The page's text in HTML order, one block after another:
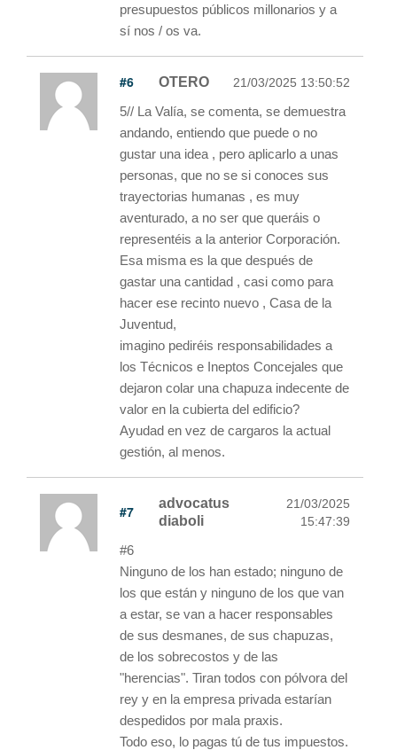
presupuestos públicos millonarios y a
sí nos / os va.
#6 OTERO 21/03/2025 13:50:52
5// La Valía, se comenta, se demuestra
andando, entiendo que puede o no
gustar una idea , pero aplicarlo a unas
personas, que no se si conoces sus
trayectorias humanas , es muy
aventurado, a no ser que queráis o
representéis a la anterior Corporación.
Esa misma es la que después de
gastar una cantidad , casi como para
hacer ese recinto nuevo , Casa de la
Juventud,
imagino pediréis responsabilidades a
los Técnicos e Ineptos Concejales que
dejaron colar una chapuza indecente de
valor en la cubierta del edificio?
Ayudad en vez de cargaros la actual
gestión, al menos.
#7
advocatus
diaboli
21/03/2025
15:47:39
#6
Ninguno de los han estado; ninguno de
los que están y ninguno de los que van
a estar, se van a hacer responsables
de sus desmanes, de sus chapuzas,
de los sobrecostos y de las
"herencias". Tiran todos con pólvora del
rey y en la empresa privada estarían
despedidos por mala praxis.
Todo eso, lo pagas tú de tus impuestos.